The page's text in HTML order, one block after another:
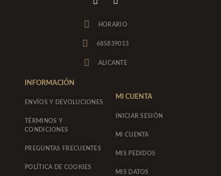
n
g
r
m
a
e
o
o
k
-
HORARIO
685839013
ALICANTE
INFORMACIÓN
ENVÍOS Y DEVOLUCIONES
TÉRMINOS Y
CONDICIONES
PREGUNTAS FRECUENTES
POLÍTICA DE COOKIES
MI CUENTA
INICIAR SESIÓN
MI CUENTA
MIS PEDIDOS
MIS DATOS